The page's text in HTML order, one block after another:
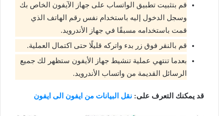
قم بتثبيت تطبيق الواتساب على جهاز الآيفون الخاص بك
وسجل الدخول إليه باستخدام نفس رقم الهاتف الذي
قمت باستخدامه مسبقًا في جهاز الأندرويد.
قم بالنقر فوق زر بدء واتركه قليلًا حتى اكتمال العملية.
بعدما تنتهي عملية تنشيط جهاز الأيفون ستظهر لك جميع
الرسائل القديمة من واتساب الأندرويد.
قد يمكنك التعرف على: نقل البيانات من ايفون الى ايفون